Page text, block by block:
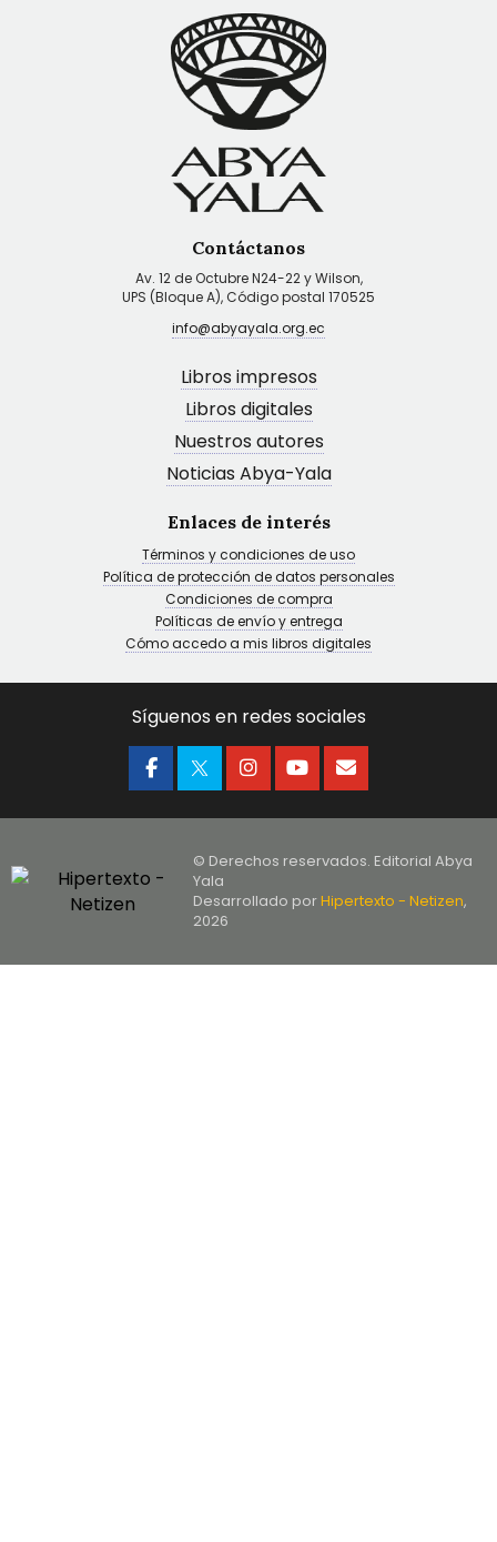
Contáctanos
Av. 12 de Octubre N24-22 y Wilson,
UPS (Bloque A), Código postal 170525
info@abyayala.org.ec
Libros impresos
Libros digitales
Nuestros autores
Noticias Abya-Yala
Enlaces de interés
Términos y condiciones de uso
Política de protección de datos personales
Condiciones de compra
Políticas de envío y entrega
Cómo accedo a mis libros digitales
Síguenos en redes sociales
© Derechos reservados. Editorial Abya
Yala
Desarrollado porHipertexto - Netizen,
2026